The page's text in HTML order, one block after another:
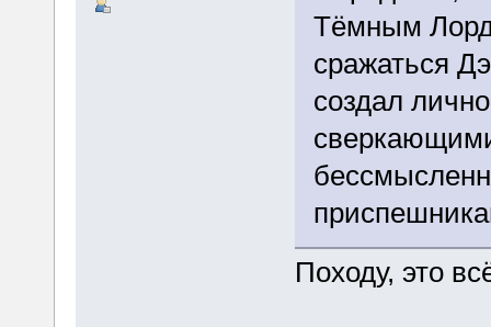
Тёмным
сражаться
создал
Походу, это